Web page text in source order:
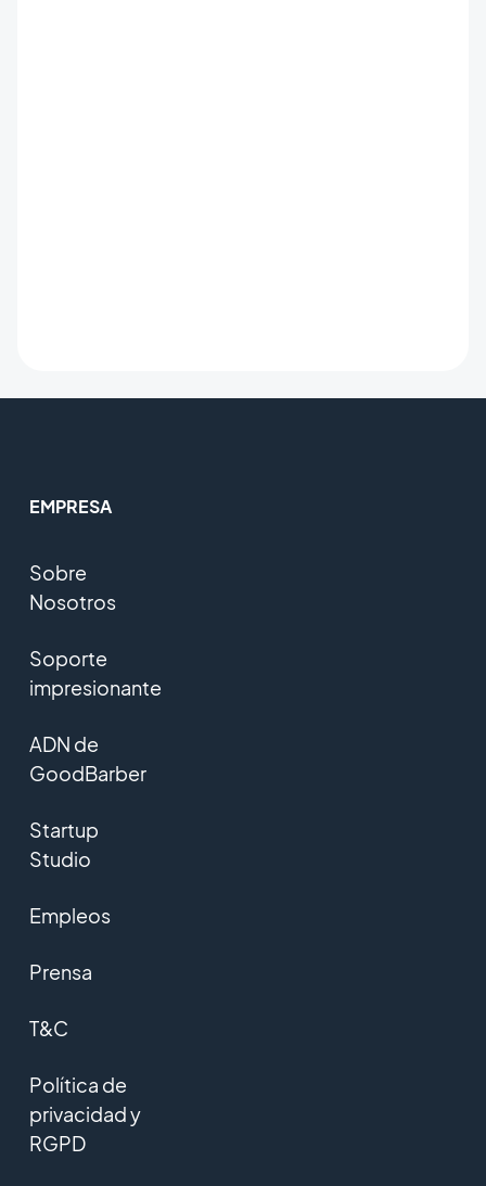
EMPRESA
Sobre
Nosotros
Soporte
impresionante
ADN de
GoodBarber
Startup
Studio
Empleos
Prensa
T&C
Política de
privacidad y
RGPD